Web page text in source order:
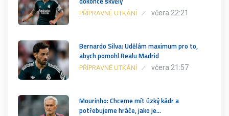
PŘÍPRAVNÉ UTKÁNÍ včera 22:21
Bernardo Silva: Udělám maximum pro to,
abych pomohl Realu Madrid
PŘÍPRAVNÉ UTKÁNÍ včera 21:57
Mourinho: Chceme mít úzký kádr a
potřebujeme hráče, jako je…